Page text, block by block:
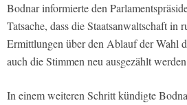
Bodnar informierte den
Tatsache, dass die Staatsanwaltschaft in
Ermittlungen über den Ablauf der Wahl
auch die Stimmen neu ausgezählt
In einem weiteren Schritt kündigte